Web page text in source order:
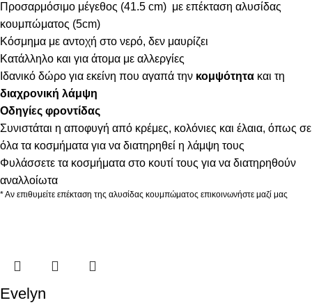
Προσαρμόσιμο μέγεθος (41.5 cm) με επέκταση αλυσίδας
κουμπώματος (5cm)
Κόσμημα με αντοχή στο νερό, δεν μαυρίζει
Κατάλληλο και για άτομα με αλλεργίες
Ιδανικό δώρο για εκείνη που αγαπά την κομψότητα και τη
διαχρονική λάμψη
Οδηγίες φροντίδας
Συνιστάται η αποφυγή από κρέμες, κολόνιες και έλαια, όπως σε
όλα τα κοσμήματα για να διατηρηθεί η λάμψη τους
Φυλάσσετε τα κοσμήματα στο κουτί τους για να διατηρηθούν
αναλλοίωτα
* Αν επιθυμείτε επέκταση της αλυσίδας κουμπώματος επικοινωνήστε μαζί μας
Evelyn